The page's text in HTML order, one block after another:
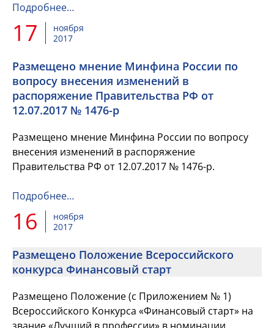
Подробнее…
17
ноября
2017
Размещено мнение Минфина России по
вопросу внесения изменений в
распоряжение Правительства РФ от
12.07.2017 № 1476-р
Размещено мнение Минфина России по вопросу
внесения изменений в распоряжение
Правительства РФ от 12.07.2017 № 1476-р.
Подробнее…
16
ноября
2017
Размещено Положение Всероссийского
конкурса Финансовый старт
Размещено Положение (с Приложением № 1)
Всероссийского Конкурса «Финансовый старт» на